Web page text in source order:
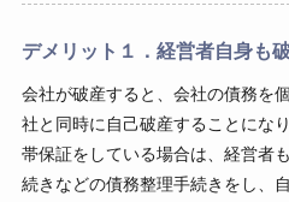
デメリット１．経営者自身も
会社が破産すると、会社の債務を
社と同時に自己破産することにな
帯保証をしている場合は、経営者
続きなどの債務整理手続きをし、